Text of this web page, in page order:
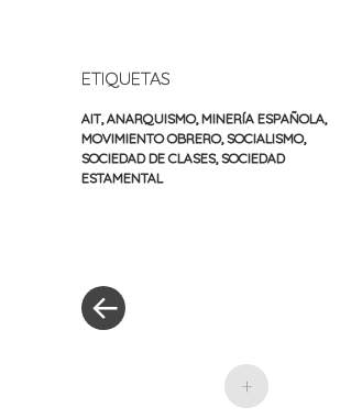
ETIQUETAS
AIT ANARQUISMO, MINERÍA ESPAÑOLA
MOVIMIENTO OBRERO, SOCIALISMO,
SOCIEDAD DE CLASES, SOCIEDAD
ESTAMENTAL
entradas
+